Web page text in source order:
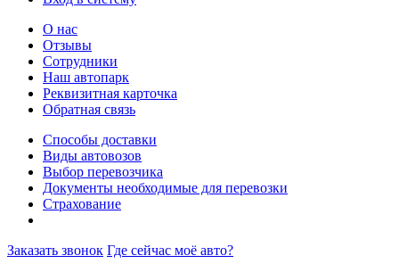
О нас
Отзывы
Сотрудники
Наш автопарк
Реквизитная карточка
Обратная связь
Способы доставки
Виды автовозов
Выбор перевозчика
Документы необходимые для перевозки
Страхование
Заказать звонок Где сейчас моё авто?